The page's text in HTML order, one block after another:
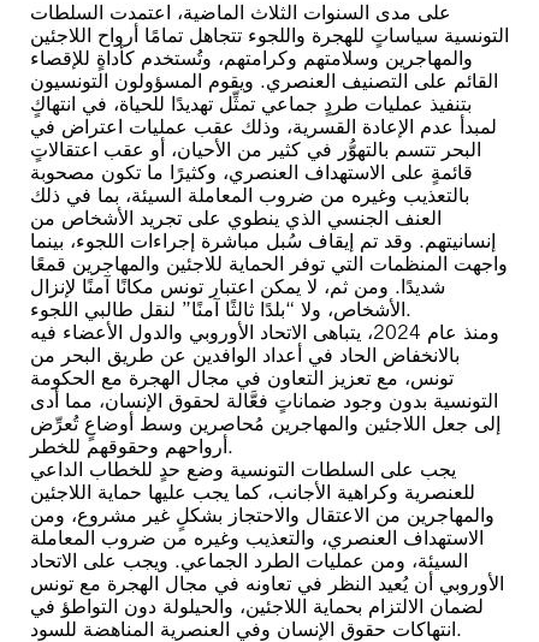
على مدى السنوات الثلاث الماضية، اعتمدت السلطات
التونسية سياساتٍ للهجرة واللجوء تتجاهل تمامًا أرواح اللاجئين
والمهاجرين وسلامتهم وكرامتهم، وتُستخدم كأداةٍ للإقصاء
القائم على التصنيف العنصري. ويقوم المسؤولون التونسيون
بتنفيذ عمليات طردٍ جماعي تمثِّل تهديدًا للحياة، في انتهاكٍ
لمبدأ عدم الإعادة القسرية، وذلك عقب عمليات اعتراض في
البحر تتسم بالتهوُّر في كثير من الأحيان، أو عقب اعتقالاتٍ
قائمةٍ على الاستهداف العنصري، وكثيرًا ما تكون مصحوبة
بالتعذيب وغيره من ضروب المعاملة السيئة، بما في ذلك
العنف الجنسي الذي ينطوي على تجريد الأشخاص من
إنسانيتهم. وقد تم إيقاف سُبل مباشرة إجراءات اللجوء، بينما
واجهت المنظمات التي توفر الحماية للاجئين والمهاجرين قمعًا
شديدًا. ومن ثم، لا يمكن اعتبار تونس مكانًا آمنًا لإنزال
الأشخاص، ولا “بلدًا ثالثًا آمنًا” لنقل طالبي اللجوء.
ومنذ عام 2024، يتباهى الاتحاد الأوروبي والدول الأعضاء فيه
بالانخفاض الحاد في أعداد الوافدين عن طريق البحر من
تونس، مع تعزيز التعاون في مجال الهجرة مع الحكومة
التونسية بدون وجود ضماناتٍ فعَّالة لحقوق الإنسان، مما أدى
إلى جعل اللاجئين والمهاجرين مُحاصرين وسط أوضاعٍ تُعرِّض
أرواحهم وحقوقهم للخطر.
يجب على السلطات التونسية وضع حدٍ للخطاب الداعي
للعنصرية وكراهية الأجانب، كما يجب عليها حماية اللاجئين
والمهاجرين من الاعتقال والاحتجاز بشكلٍ غير مشروع، ومن
الاستهداف العنصري، والتعذيب وغيره من ضروب المعاملة
السيئة، ومن عمليات الطرد الجماعي. ويجب على الاتحاد
الأوروبي أن يُعيد النظر في تعاونه في مجال الهجرة مع تونس
لضمان الالتزام بحماية اللاجئين، والحيلولة دون التواطؤ في
انتهاكات حقوق الإنسان وفي العنصرية المناهضة للسود.